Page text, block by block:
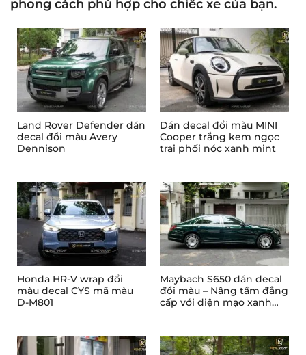
phong cách phù hợp cho chiếc xe của bạn.
Land Rover Defender dán
decal đổi màu Avery
Dennison
Dán decal đổi màu MINI
Cooper trắng kem ngọc
trai phối nóc xanh mint
Honda HR-V wrap đổi
màu decal CYS mã màu
D-M801
Maybach S650 dán decal
đổi màu – Nâng tầm đẳng
cấp với diện mạo xanh